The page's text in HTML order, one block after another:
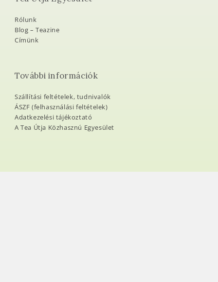
Rólunk
Blog – Teazine
Címünk
További információk
Szállítási feltételek, tudnivalók
ÁSZF (felhasználási feltételek)
Adatkezelési tájékoztató
A Tea Útja Közhasznú Egyesület